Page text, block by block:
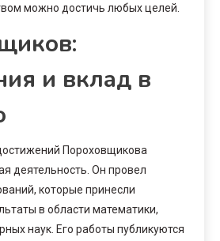
можно достичь любых целей.
и вклад в
Пороховщикова
деятельность. Он провел
которые принесли
в области математики,
наук. Его работы публикуются